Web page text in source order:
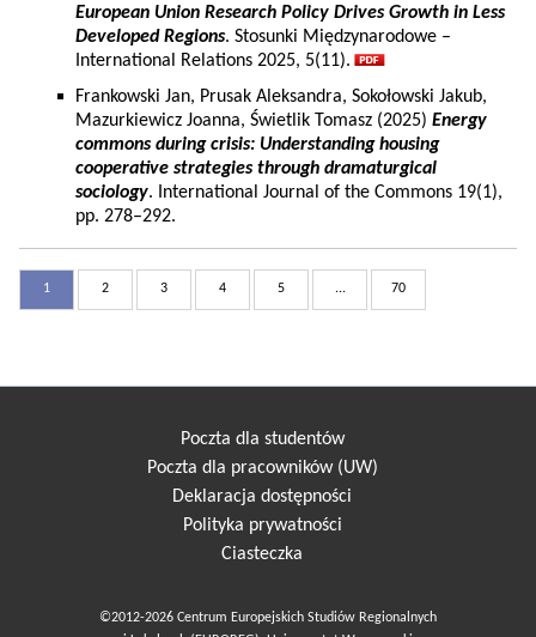
European Union Research Policy Drives Growth in Less
Developed Regions. Stosunki Międzynarodowe –
International Relations 2025, 5(11).
Frankowski Jan, Prusak Aleksandra, Sokołowski Jakub,
Mazurkiewicz Joanna, Świetlik Tomasz (2025) Energy
commons during crisis: Understanding housing
cooperative strategies through dramaturgical
sociology. International Journal of the Commons 19(1),
pp. 278–292.
1 2 3 4 5 ... 70
Poczta dla studentów
Poczta dla pracowników (UW)
Deklaracja dostępności
Polityka prywatności
Ciasteczka
©2012-2026 Centrum Europejskich Studiów Regionalnych